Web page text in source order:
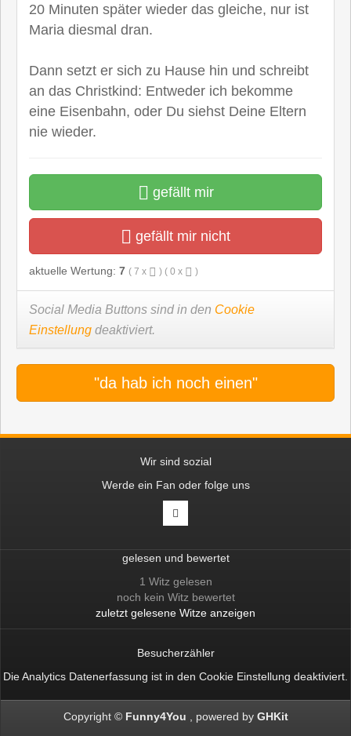
20 Minuten später wieder das gleiche, nur ist
Maria diesmal dran.
Dann setzt er sich zu Hause hin und schreibt
an das Christkind: Entweder ich bekomme
eine Eisenbahn, oder Du siehst Deine Eltern
nie wieder.
gefällt mir
gefällt mir nicht
aktuelle Wertung: 7 ( 7 x ) ( 0 x )
Social Media Buttons sind in den Cookie
Einstellung deaktiviert.
"da hab ich noch einen"
Wir sind sozial
Werde ein Fan oder folge uns
gelesen und bewertet
1 Witz gelesen
noch kein Witz bewertet
zuletzt gelesene Witze anzeigen
Besucherzähler
Die Analytics Datenerfassung ist in den Cookie Einstellung deaktiviert.
Copyright © Funny4You powered by GHKit